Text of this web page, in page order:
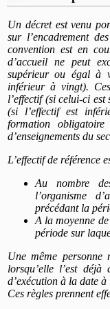
Un décret est venu
sur l’encadrement
convention est en
d’accueil ne peut
supérieur ou égal à
inférieur à vingt).
l’effectif (si celui-ci
(si l’effectif est
formation
d’enseignements du
L’effectif de référence
Au nombre
l’organisme
précédant la
A la moyenne
période sur
Une même personne
lorsqu’elle l’est
d’exécution à la date
Ces règles prennent